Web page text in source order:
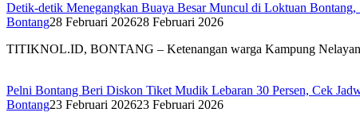
Detik-detik Menegangkan Buaya Besar Muncul di Loktuan
Bontang28 Februari 202628 Februari 2026
TITIKNOL.ID, BONTANG – Ketenangan warga Kampung
Pelni Bontang Beri Diskon Tiket Mudik Lebaran 30 Persen, Cek
Bontang23 Februari 202623 Februari 2026